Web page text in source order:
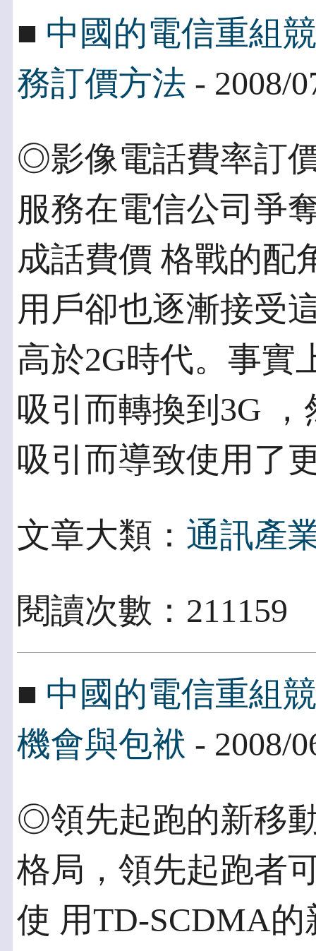
■ 中國的電信重組
務訂價方法 - 2008/
◎影像電話費率訂
服務在電信公司爭
成話費價 格戰的配
用戶卻也逐漸接受
高於2G時代。事實
吸引而轉換到3G
吸引而導致使用了
文章大類： 通訊產
閱讀次數：
■ 中國的電信重組
機會與包袱 - 2008/
◎領先起跑的新移
格局，領先起跑者
使 用TD-SCDMA